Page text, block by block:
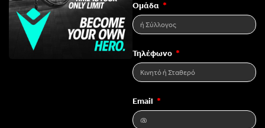
Ομάδα
Τηλέφωνο
Email